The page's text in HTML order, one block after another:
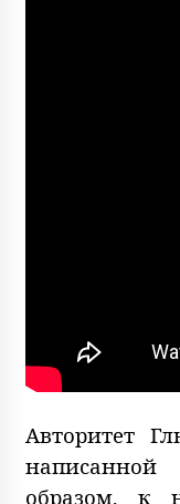
Авторитет
образом, к